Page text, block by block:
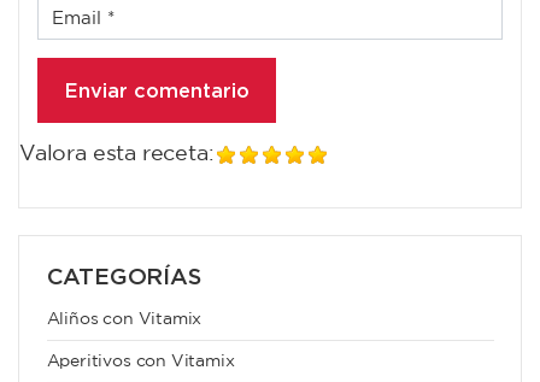
Valora esta receta:
CATEGORÍAS
Aliños con Vitamix
Aperitivos con Vitamix